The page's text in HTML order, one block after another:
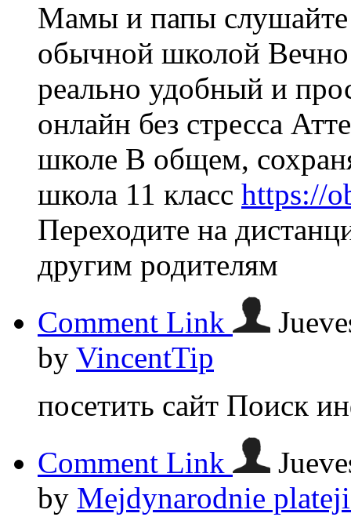
Мамы и папы
обычной школой
реально удобный и
онлайн без стресса
школе В общем,
школа 11 класс https://
Переходите на
другим родителям
Comment Link
by VincentTip
посетить сайт Поиск
Comment Link
by Mejdynarodnie